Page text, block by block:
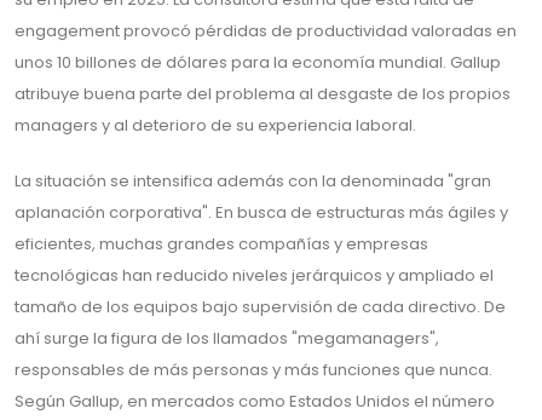
engagement provocó pérdidas de productividad valoradas en
unos 10 billones de dólares para la economía mundial. Gallup
atribuye buena parte del problema al desgaste de los propios
managers y al deterioro de su experiencia laboral.
La situación se intensifica además con la denominada "gran
aplanación corporativa". En busca de estructuras más ágiles y
eficientes, muchas grandes compañías y empresas
tecnológicas han reducido niveles jerárquicos y ampliado el
tamaño de los equipos bajo supervisión de cada directivo. De
ahí surge la figura de los llamados "megamanagers",
responsables de más personas y más funciones que nunca.
Según Gallup, en mercados como Estados Unidos el número